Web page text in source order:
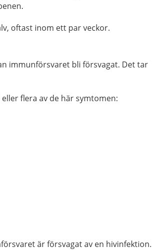
oftast inom ett par veckor.
immunförsvaret bli försvagat. Det tar
flera av de här symtomen:
är försvagat av en hivinfektion.